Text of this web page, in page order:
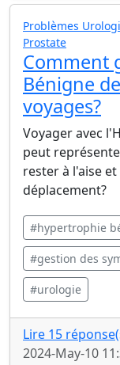
Problèmes
Prostate
Comment
Bénigne
voyages?
Voyager avec
peut
rester à l'aise
déplacement?
#hypertrophie
#gestion des
#urologie
Lire 15
2024-May-10